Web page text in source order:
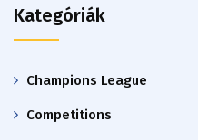
Kategóriák
Champions League
Competitions